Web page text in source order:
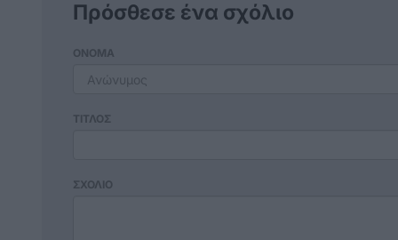
Πρόσθεσε ένα σχόλιο
ΟΝΟΜΑ
ΤΙΤΛΟΣ
ΣΧΟΛΙΟ